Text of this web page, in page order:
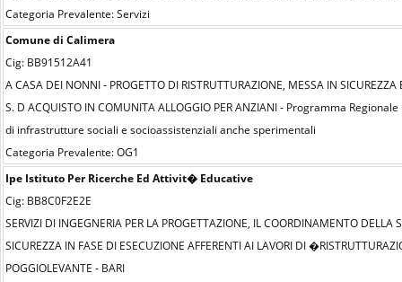
Categoria Prevalente: Servizi
Comune di Calimera
Cig: BB91512A41
A CASA DEI NONNI - PROGETTO DI RISTRUTTURAZIONE, MESSA IN
S. D ACQUISTO IN COMUNITA ALLOGGIO PER ANZIANI - Programma
di infrastrutture sociali e socioassistenziali anche sperimentali
Categoria Prevalente: OG1
Ipe Istituto Per Ricerche Ed Attivit� Educative
Cig: BB8C0F2E2E
SERVIZI DI INGEGNERIA PER LA PROGETTAZIONE, IL COORDINAMENTO
SICUREZZA IN FASE DI ESECUZIONE AFFERENTI AI LAVORI DI
POGGIOLEVANTE - BARI